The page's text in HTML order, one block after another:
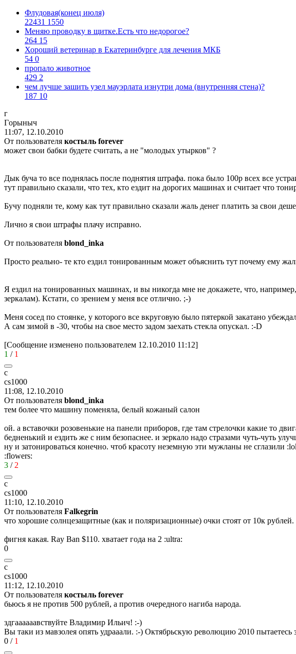
Флудовая(конец июля)
22431 1550
Меняю проводку в щитке.Есть что недорогое?
264 15
Хороший ветеринар в Екатеринбурге для лечения МКБ
54 0
пропало животное
429 2
чем лучше зашить узел мауэрлата изнутри дома (внутренняя стена)?
187 10
г
Гoрыныч
11:07, 12.10.2010
От пользователя костыль forever
может свои бабки будете считать, а не "молодых утырков" ?
Дык буча то все поднялась после поднятия штрафа. пока было 100р всех все
тут правильно сказали, что тех, кто ездит на дорогих машинах и считает что
Бучу подняли те, кому как тут правильно сказали жаль денег платить за свои
Лично я свои штрафы плачу исправно.
От пользователя blond_inka
Просто реально- те кто ездил тонированным может объяснить тут почему ему
Я ездил на тонированных машинах, и вы никогда мне не докажете, что,
зеркалам). Кстати, со зрением у меня все отлично. ;-)
Меня сосед по стоянке, у которого все вкруговую было пятеркой закатано
А сам зимой в -30, чтобы на свое место задом заехать стекла опускал. :-D
[Сообщение изменено пользователем 12.10.2010 11:12]
1 / 1
c
cs1000
11:08, 12.10.2010
От пользователя blond_inka
тем более что машину поменяла, белый кожаный салон
ой. а вставочки розовенькие на панели приборов, где там стрелочки какие то
бедненький и ездить же с ним безопаснее. и зеркало надо стразами чуть-чуть
ну и затонироваться конечно. чтоб красоту неземную эти мужланы не сглазили
:flowers:
3 / 2
c
cs1000
11:10, 12.10.2010
От пользователя Falkegrin
что хорошие солнцезащитные (как и поляризационные) очки стоят от 10к рублей.
фигня какая. Ray Ban $110. хватает года на 2 :ultra:
0
c
cs1000
11:12, 12.10.2010
От пользователя костыль forever
бьюсь я не против 500 рублей, а против очередного нагиба народа.
здгаааааавствуйте Владимир Ильич! :-)
Вы таки из мавзолея опять удрааали. :-) Октябрьскую революцию 2010 пытаетесь
0 / 1